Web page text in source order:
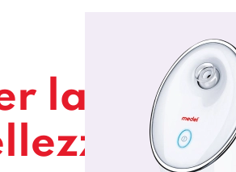
la cura